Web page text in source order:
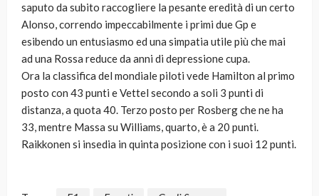
saputo da subito raccogliere la pesante eredità di un certo
Alonso, correndo impeccabilmente i primi due Gp e
esibendo un entusiasmo ed una simpatia utile più che mai
ad una Rossa reduce da anni di depressione cupa.
Ora la classifica del mondiale piloti vede Hamilton al primo
posto con 43 punti e Vettel secondo a soli 3 punti di
distanza, a quota 40. Terzo posto per Rosberg che ne ha
33, mentre Massa su Williams, quarto, è a 20 punti.
Raikkonen si insedia in quinta posizione con i suoi 12 punti.